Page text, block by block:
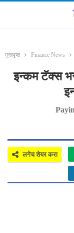
मुखपृष्ठ Finance News
इन्कम टॅक्स
लगेच शेयर करा